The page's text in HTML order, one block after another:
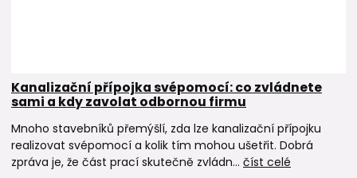
Kanalizační přípojka svépomocí: co zvládnete
sami a kdy zavolat odbornou firmu
Mnoho stavebníků přemýšlí, zda lze kanalizační přípojku
realizovat svépomocí a kolik tím mohou ušetřit. Dobrá
zpráva je, že část prací skutečně zvládn... číst celé